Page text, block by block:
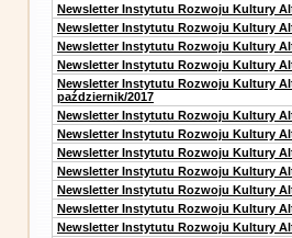
Newsletter Instytutu Rozwoju Kultury
Newsletter Instytutu Rozwoju Kultury
Newsletter Instytutu Rozwoju Kultury
Newsletter Instytutu Rozwoju Kultury
Newsletter Instytutu Rozwoju Kultury
październik/2017
Newsletter Instytutu Rozwoju Kultury
Newsletter Instytutu Rozwoju Kultury
Newsletter Instytutu Rozwoju Kultury
Newsletter Instytutu Rozwoju Kultury
Newsletter Instytutu Rozwoju Kultury
Newsletter Instytutu Rozwoju Kultury
Newsletter Instytutu Rozwoju Kultury